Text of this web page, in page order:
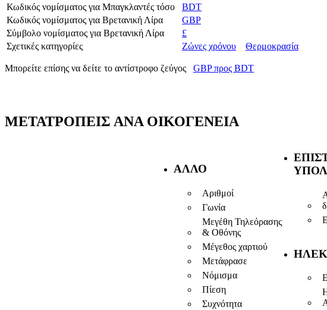
Κωδικός νομίσματος για Μπαγκλαντές τόσο
BDT
Κωδικός νομίσματος για Βρετανική Λίρα
GBP
Σύμβολο νομίσματος για Βρετανική Λίρα
£
Σχετικές κατηγορίες
Ζώνες χρόνου Θερμοκρασία
Μπορείτε επίσης να δείτε το αντίστροφο ζεύγος GBP προς BDT
ΜΕΤΑΤΡΟΠΕΊΣ ΑΝΆ ΟΙΚΟΓΈΝΕΙΑ
ΆΛΛΟ
Αριθμοί
Γωνία
Μεγέθη Τηλεόρασης
& Οθόνης
Μέγεθος χαρτιού
Μετάφρασε
Νόμισμα
Πίεση
Συχνότητα